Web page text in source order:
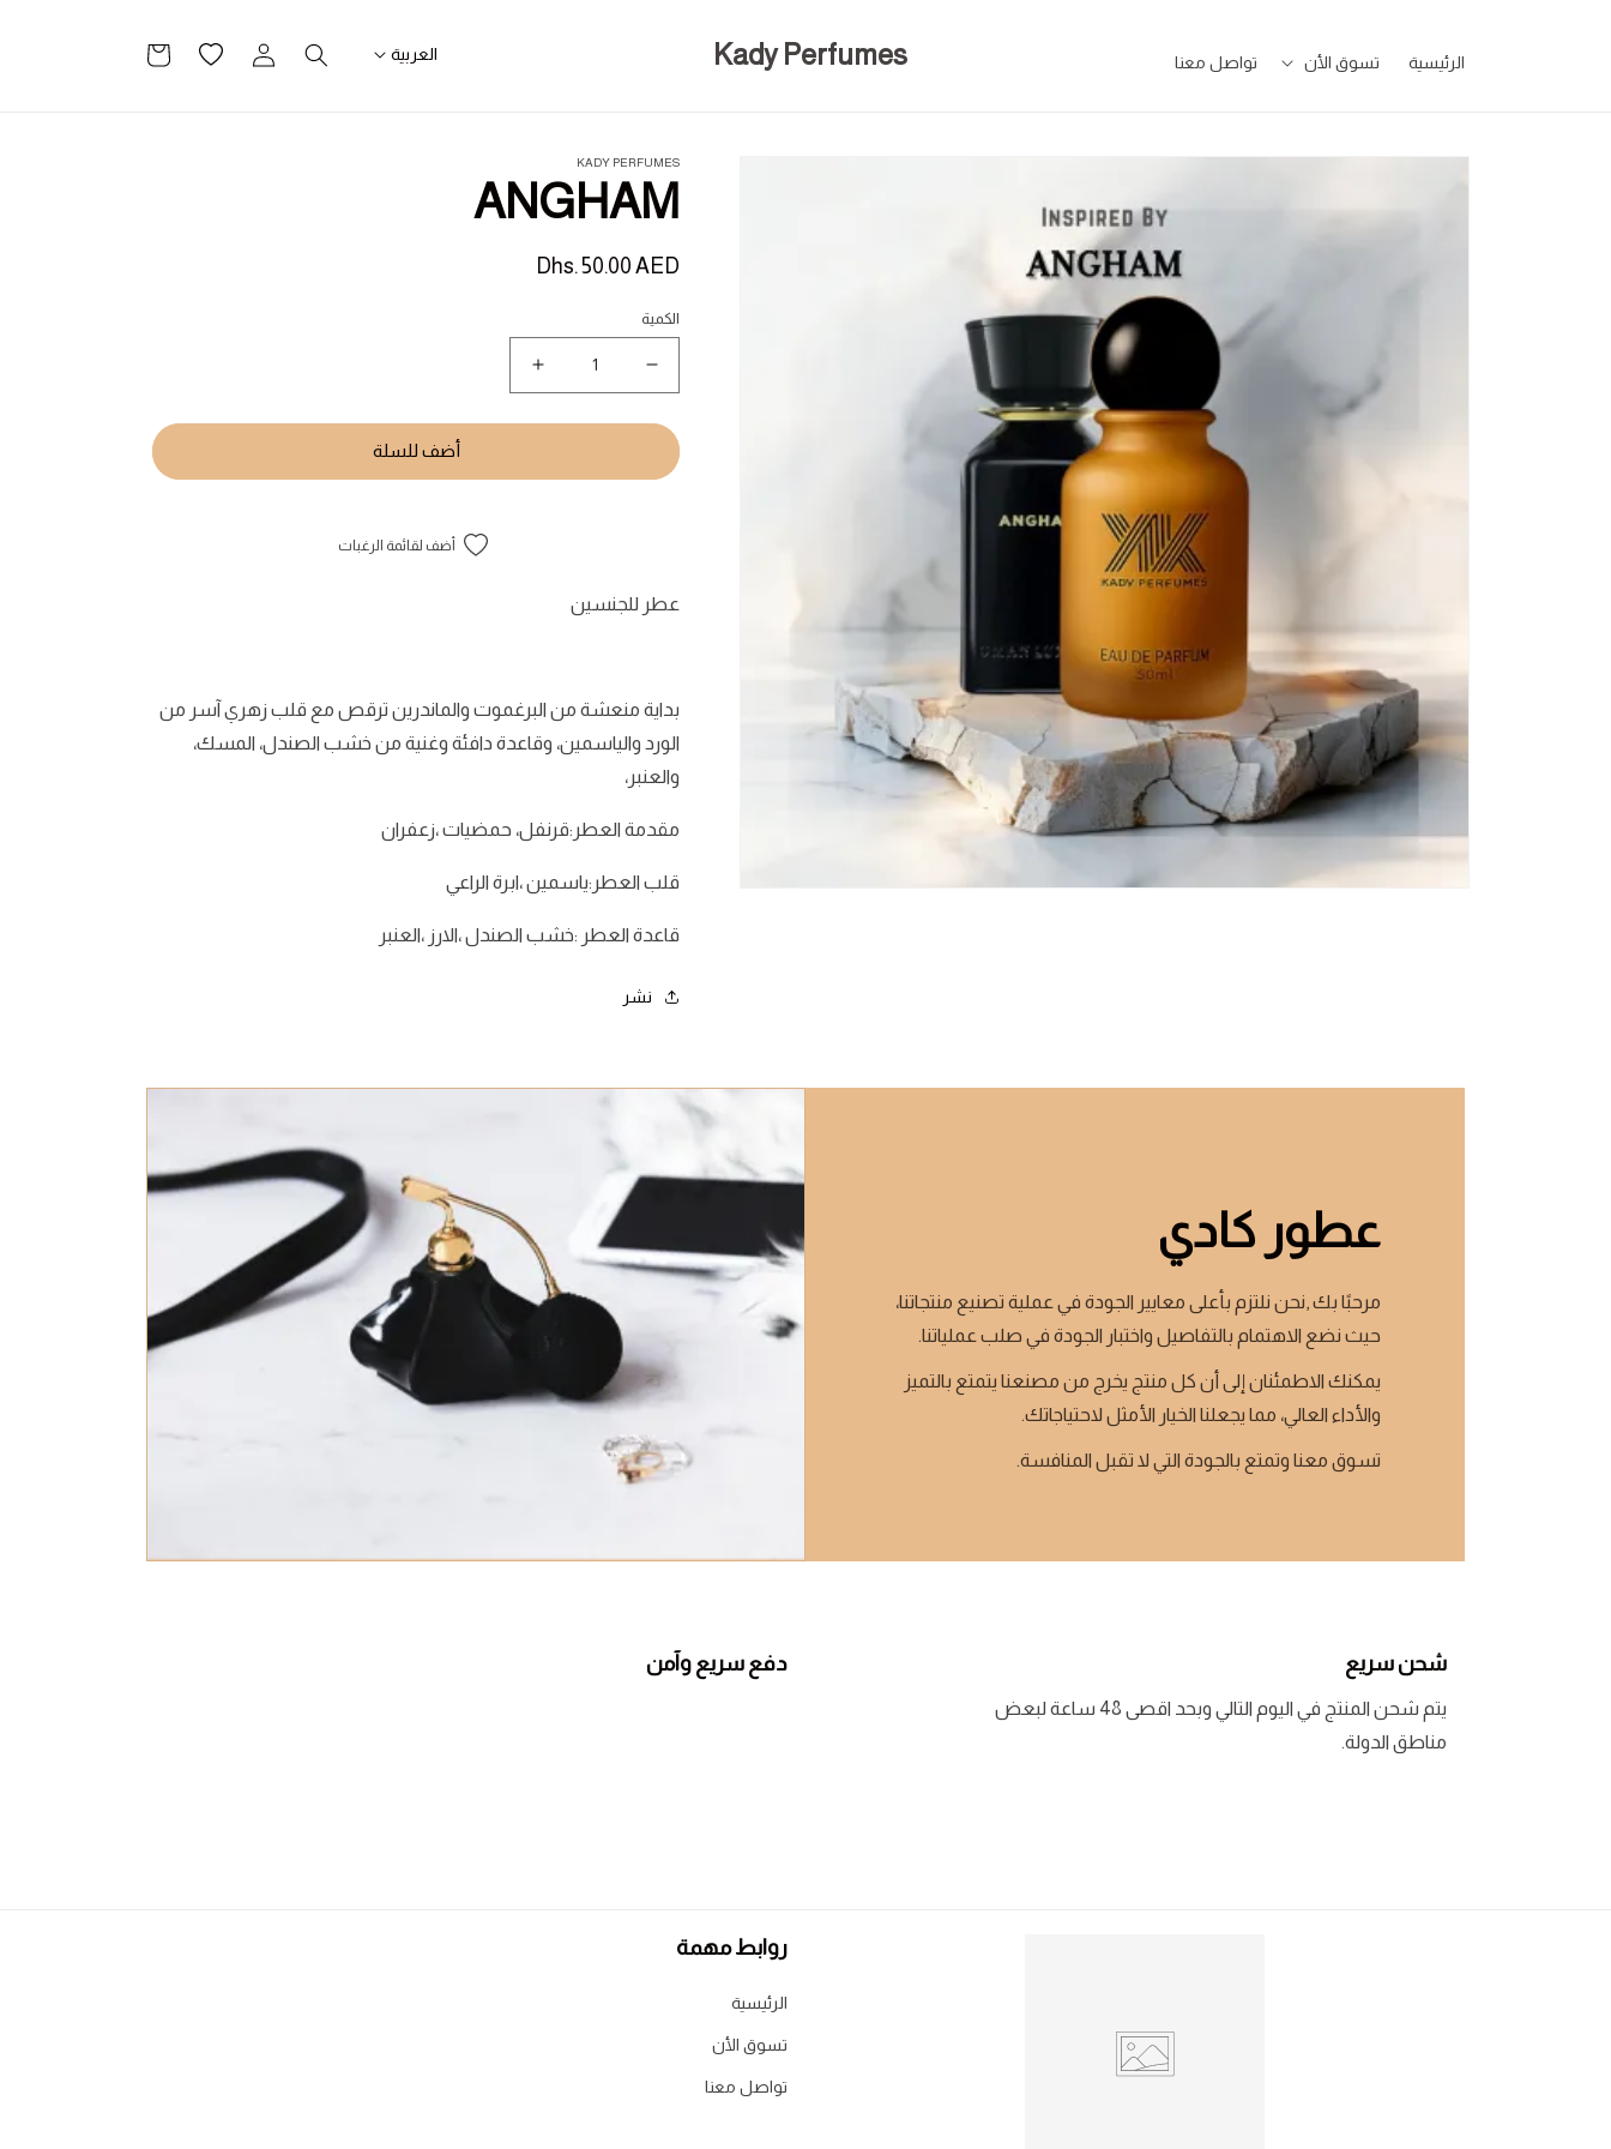
الرئيسية تسوق الأن تواصل معنا Kady Perfumes العربية
تسجيل
الدخول
قائمة
الرغبات
التسوق
تخطى
KADY PERFUMES
ANGHAM
السعر
Dhs. 50.00 AED
الكمية
كمية
ANGHAM
زيادة
كمية
ANGHAM
أضف للسلة
أضف لقائمة الرغبات
عطر للجنسين
بداية منعشة من البرغموت والماندرين ترقص مع قلب زهري آسر من
الورد والياسمين، وقاعدة دافئة وغنية من خشب الصندل، المسك،
والعنبر،
مقدمة العطر:قرنفل، حمضيات ،زعفران
قلب العطر:ياسمين ،ابرة الراعي
قاعدة العطر :خشب الصندل ،الارز ،العنبر
نشر
عطور كادي
مرحبًا بك ,نحن نلتزم بأعلى معايير الجودة في عملية تصنيع منتجاتنا،
حيث نضع الاهتمام بالتفاصيل واختبار الجودة في صلب عملياتنا.
يمكنك الاطمئنان إلى أن كل منتج يخرج من مصنعنا يتمتع بالتميز
والأداء العالي، مما يجعلنا الخيار الأمثل لاحتياجاتك.
تسوق معنا وتمتع بالجودة التي لا تقبل المنافسة.
شحن سريع
يتم شحن المنتج في اليوم التالي وبحد اقصى 48 ساعة لبعض
مناطق الدولة.
دفع سريع وآمن
روابط مهمة
الرئيسية
تسوق الأن
تواصل معنا